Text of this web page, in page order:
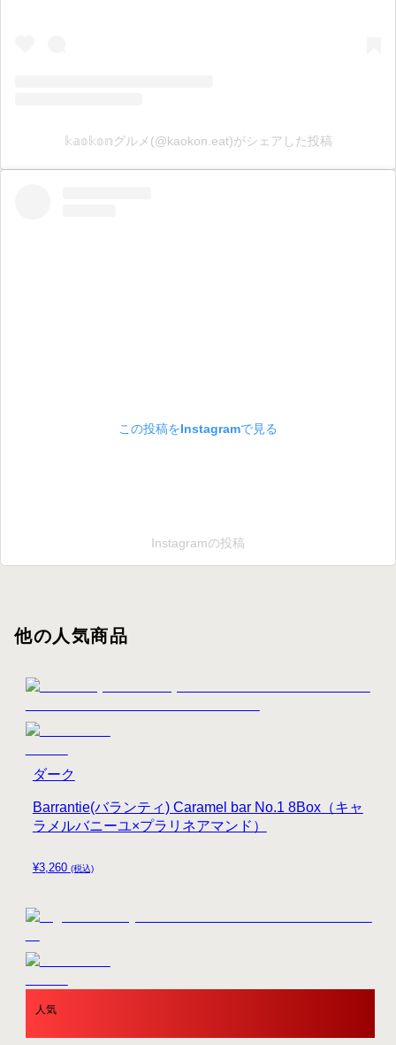
𝕜𝕒𝕠𝕜𝕠𝕟グルメ(@kaokon.eat)がシェアした投稿
この投稿をInstagramで見る
Instagramの投稿
他の人気商品
¥3,260 (税込)
Barrantie(バランティ) Caramel bar No.1 8Box（キャ
ラメルバニーユ×プラリネアマンド）
ダーク
人気